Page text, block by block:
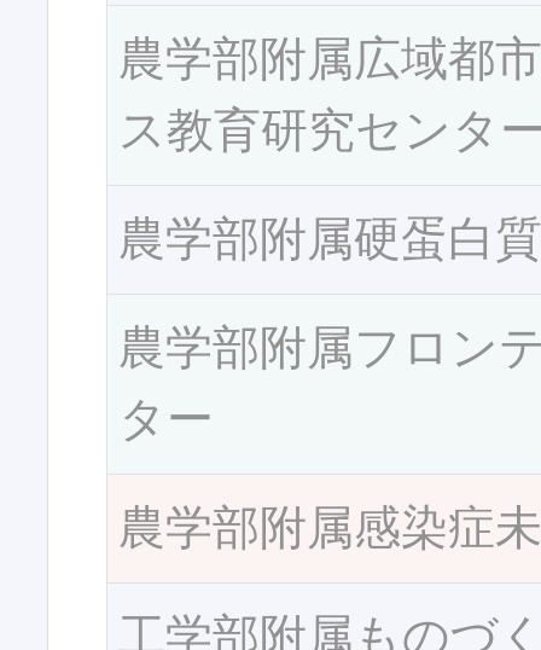
農学部附属広域都
ス教育研究センタ
農学部附属硬蛋白
農学部附属フロン
ター
農学部附属感染症
工学部附属ものづ